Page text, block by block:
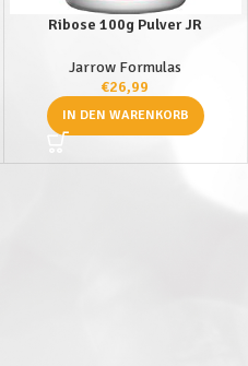
Ribose 100g Pulver JR
Jarrow Formulas
€26,99
IN DEN WARENKORB